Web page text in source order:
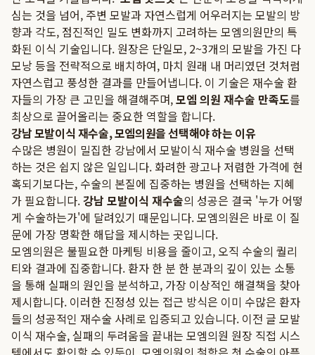
심는 것을 넘어, 주변 모발과 자연스럽게 어우러지는 모발의 방
향과 각도, 점진적인 밀도 변화까지 고려하는 모엠의원만의 특
화된 이식 기술입니다. 원장은 단일모, 2~3개의 모발을 가진 다
모낭 등을 전략적으로 배치하여, 마치 원래 내 머리였던 것처럼
자연스럽고 풍성한 결과를 만들어냅니다. 이 기술은 재수술 환
자들의 가장 큰 고민을 해결해주며,모엠 의원 재수술 만족도를
최상으로 끌어올리는 중요한 역할을 합니다.
강남 모발이식 재수술, 모엠의원을 선택해야 하는 이유
수많은 병원이 밀집한 강남에서 모발이식 재수술 병원을 선택
하는 것은 쉽지 않은 일입니다. 화려한 광고나 저렴한 가격에 현
혹되기보다는, 수술의 본질에 집중하는 병원을 선택하는 지혜
가 필요합니다.강남 모발이식 재수술의 성공은 결국 '누가 어떻
게 수술하는가'에 달려있기 때문입니다. 모엠의원은 바로 이 질
문에 가장 명확한 해답을 제시하는 곳입니다.
모엠의원은 불필요한 마케팅 비용을 줄이고, 오직 수술의 퀄리
티와 결과에 집중합니다. 환자 한 분 한 분과의 깊이 있는 소통
을 통해 실패의 원인을 분석하고, 가장 이상적인 해결책을 찾아
제시합니다. 이러한 진정성 있는 접근 방식은 이미 수많은 환자
들의 성공적인 재수술 사례로 입증되고 있습니다. 이전 글 모발
이식 재수술, 실패의 두려움을 끝내는 모엠의원 원장 직접 시스